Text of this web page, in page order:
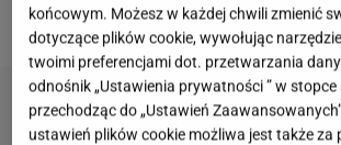
problemu?
końcowym. Możesz w każdej chwili zmienić
dotyczące plików cookie, wywołując
twoimi preferencjami dot. przetwarzania
odnośnik „Ustawienia prywatności ” w stopce
przechodząc do „Ustawień
ustawień plików cookie możliwa jest także za